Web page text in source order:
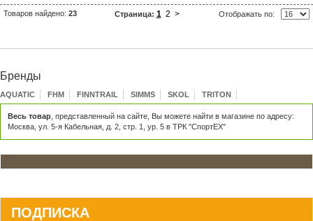
Товаров найдено: 23 Страница: 1 2 > Отображать по:
Бренды
AQUATIC FHM FINNTRAIL SIMMS SKOL TRITON
Весь товар , представленный на сайте, Вы можете найти в магазине по адресу:
Москва, ул. 5-я Кабельная, д. 2, стр. 1, ур. 5 в ТРК "СпортЕХ"
ПОДПИСКА